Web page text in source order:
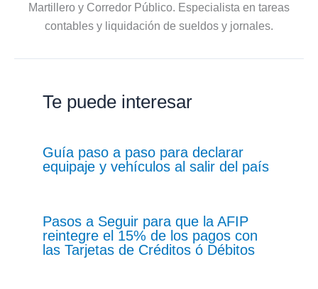
Martillero y Corredor Público. Especialista en tareas
contables y liquidación de sueldos y jornales.
Te puede interesar
Guía paso a paso para declarar
equipaje y vehículos al salir del país
Pasos a Seguir para que la AFIP
reintegre el 15% de los pagos con
las Tarjetas de Créditos ó Débitos